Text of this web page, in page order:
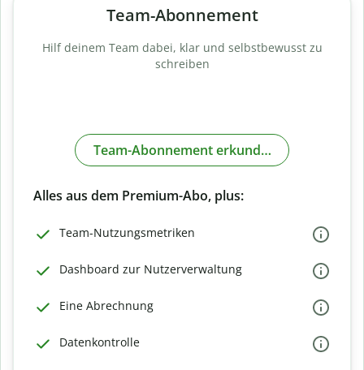
Team-Abonnement
Hilf deinem Team dabei, klar und selbstbewusst zu
schreiben
Team-Abonnement erkunden
Alles aus dem Premium-Abo, plus:
Team-Nutzungsmetriken
Dashboard zur Nutzerverwaltung
Eine Abrechnung
Datenkontrolle